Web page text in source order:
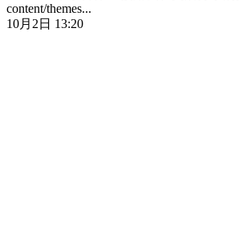
content/themes...
10月2日 13:20